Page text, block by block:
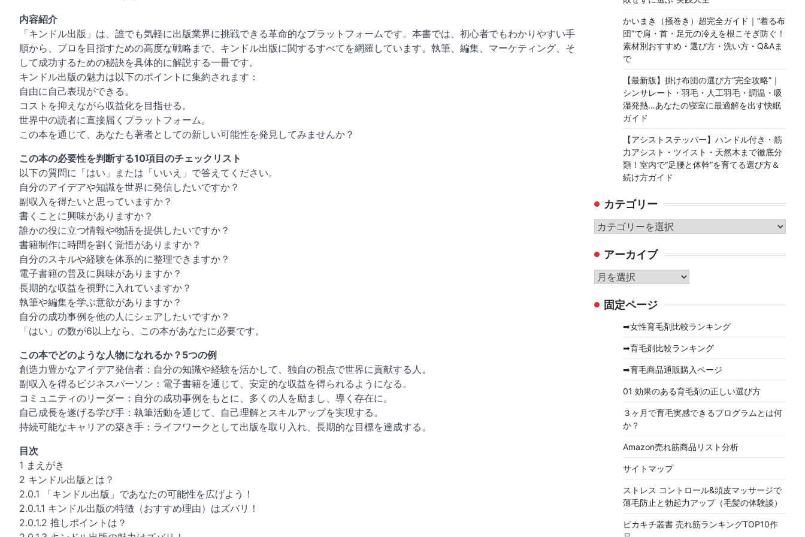
内容紹介
「キンドル出版」は、誰でも気軽に出版業界に挑戦できる革命的なプラットフォームです。本書では、初心者でもわかりやすい手
順から、プロを目指すための高度な戦略まで、キンドル出版に関するすべてを網羅しています。執筆、編集、マーケティング、そ
して成功するための秘訣を具体的に解説する一冊です。
キンドル出版の魅力は以下のポイントに集約されます：
自由に自己表現ができる。
コストを抑えながら収益化を目指せる。
世界中の読者に直接届くプラットフォーム。
この本を通じて、あなたも著者としての新しい可能性を発見してみませんか？
この本の必要性を判断する10項目のチェックリスト
以下の質問に「はい」または「いいえ」で答えてください。
自分のアイデアや知識を世界に発信したいですか？
副収入を得たいと思っていますか？
書くことに興味がありますか？
誰かの役に立つ情報や物語を提供したいですか？
書籍制作に時間を割く覚悟がありますか？
自分のスキルや経験を体系的に整理できますか？
電子書籍の普及に興味がありますか？
長期的な収益を視野に入れていますか？
執筆や編集を学ぶ意欲がありますか？
自分の成功事例を他の人にシェアしたいですか？
「はい」の数が6以上なら、この本があなたに必要です。
この本でどのような人物になれるか？5つの例
創造力豊かなアイデア発信者：自分の知識や経験を活かして、独自の視点で世界に貢献する人。
副収入を得るビジネスパーソン：電子書籍を通じて、安定的な収益を得られるようになる。
コミュニティのリーダー：自分の成功事例をもとに、多くの人を励まし、導く存在に。
自己成長を遂げる学び手：執筆活動を通じて、自己理解とスキルアップを実現する。
持続可能なキャリアの築き手：ライフワークとして出版を取り入れ、長期的な目標を達成する。
目次
1 まえがき
2 キンドル出版とは？
2.0.1 「キンドル出版」であなたの可能性を広げよう！
2.0.1.1 キンドル出版の特徴（おすすめ理由）はズバリ！
2.0.1.2 推しポイントは？
かいまき（掻巻き）超完全ガイド｜“着る布
団”で肩・首・足元の冷えを根こそぎ防ぐ！
素材別おすすめ・選び方・洗い方・Q&Aま
で
【最新版】掛け布団の選び方“完全攻略”｜
シンサレート・羽毛・人工羽毛・調温・吸
湿発熱…あなたの寝室に最適解を出す快眠
ガイド
【アシストステッパー】ハンドル付き・筋
力アシスト・ツイスト・天然木まで徹底分
類！室内で“足腰と体幹”を育てる選び方＆
続け方ガイド
カテゴリー
カ
ゴ
リ
ー
アーカイブ
ア
カ 固定ページ
➡女性育毛剤比較ランキング
➡育毛剤比較ランキング
➡育毛商品通販購入ページ
01 効果のある育毛剤の正しい選び方
３ヶ月で育毛実感できるプログラムとは何
か？
Amazon売れ筋商品リスト分析
サイトマップ
ストレス コントロール&頭皮マッサージで
薄毛防止と勃起力アップ（毛髪の体験談）
ピカキチ叢書 売れ筋ランキングTOP10作